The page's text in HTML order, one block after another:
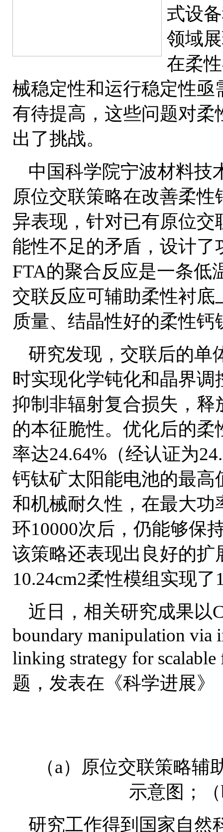
式设
领域
在柔
械稳定性和运行稳定性
有待提高，这些问题对
出了挑战。
中国科学院宁波材料技
原位交联策略在改善柔
异表现，针对已有原位
能性不足的矛盾，设计
FTA的聚合反应是一条低
交联反应可辅助柔性衬
质量、结晶性好的柔性钙
研究发现，交联后的单
时实现化学钝化和晶界
抑制非辐射复合损失，
的本征脆性。优化后的
率达24.64%（经认证为
钙钛矿太阳能电池的最
和机械耐久性，在最大功
环10000次后，仍能够保
该策略还表现出良好的
10.24cm2柔性模组实现
近日，相关研究成果以
boundary manipulation via
linking strategy for
题，发表在《科学进展》
（a）原位交联策略
示意图；
研究工作得到国家自然